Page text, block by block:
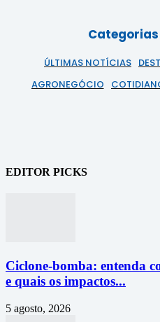
ÚLTIMAS NOTÍCIAS
AGRONEGÓCIO
EDITOR PICKS
Ciclone-bomba: entenda
e quais os impactos...
5 agosto, 2026